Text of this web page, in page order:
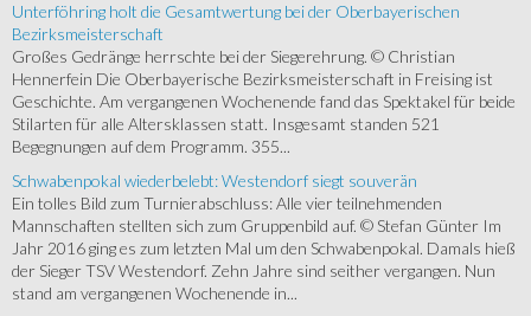
Unterföhring holt die Gesamtwertung bei der Oberbayerischen
Bezirksmeisterschaft
Großes Gedränge herrschte bei der Siegerehrung. © Christian
Hennerfein Die Oberbayerische Bezirksmeisterschaft in Freising ist
Geschichte. Am vergangenen Wochenende fand das Spektakel für beide
Stilarten für alle Altersklassen statt. Insgesamt standen 521
Begegnungen auf dem Programm. 355...
Schwabenpokal wiederbelebt: Westendorf siegt souverän
Ein tolles Bild zum Turnierabschluss: Alle vier teilnehmenden
Mannschaften stellten sich zum Gruppenbild auf. © Stefan Günter Im
Jahr 2016 ging es zum letzten Mal um den Schwabenpokal. Damals hieß
der Sieger TSV Westendorf. Zehn Jahre sind seither vergangen. Nun
stand am vergangenen Wochenende in...